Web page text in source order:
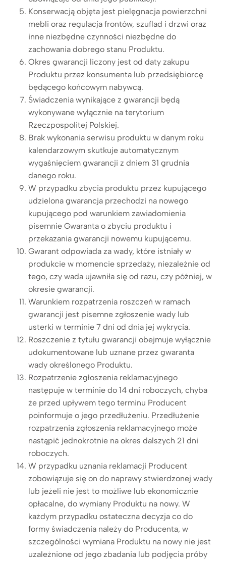
Konserwacją objęta jest pielęgnacja powierzchni
mebli oraz regulacja frontów, szuflad i drzwi oraz
inne niezbędne czynności niezbędne do
zachowania dobrego stanu Produktu.
Okres gwarancji liczony jest od daty zakupu
Produktu przez konsumenta lub przedsiębiorcę
będącego końcowym nabywcą.
Świadczenia wynikające z gwarancji będą
wykonywane wyłącznie na terytorium
Rzeczpospolitej Polskiej.
Brak wykonania serwisu produktu w danym roku
kalendarzowym skutkuje automatycznym
wygaśnięciem gwarancji z dniem 31 grudnia
danego roku.
W przypadku zbycia produktu przez kupującego
udzielona gwarancja przechodzi na nowego
kupującego pod warunkiem zawiadomienia
pisemnie Gwaranta o zbyciu produktu i
przekazania gwarancji nowemu kupującemu.
Gwarant odpowiada za wady, które istniały w
produkcie w momencie sprzedaży, niezależnie od
tego, czy wada ujawniła się od razu, czy później, w
okresie gwarancji.
Warunkiem rozpatrzenia roszczeń w ramach
gwarancji jest pisemne zgłoszenie wady lub
usterki w terminie 7 dni od dnia jej wykrycia.
Roszczenie z tytułu gwarancji obejmuje wyłącznie
udokumentowane lub uznane przez gwaranta
wady określonego Produktu.
Rozpatrzenie zgłoszenia reklamacyjnego
następuje w terminie do 14 dni roboczych, chyba
że przed upływem tego terminu Producent
poinformuje o jego przedłużeniu. Przedłużenie
rozpatrzenia zgłoszenia reklamacyjnego może
nastąpić jednokrotnie na okres dalszych 21 dni
roboczych.
W przypadku uznania reklamacji Producent
zobowiązuje się on do naprawy stwierdzonej wady
lub jeżeli nie jest to możliwe lub ekonomicznie
opłacalne, do wymiany Produktu na nowy. W
każdym przypadku ostateczna decyzja co do
formy świadczenia należy do Producenta, w
szczególności wymiana Produktu na nowy nie jest
uzależnione od jego zbadania lub podjęcia próby